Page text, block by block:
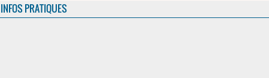
INFOS PRATIQUES